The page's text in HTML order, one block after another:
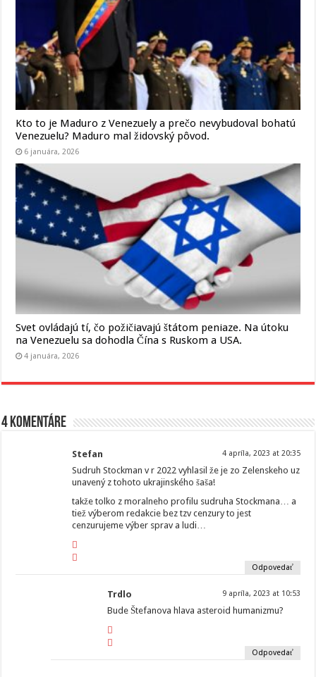
Kto to je Maduro z Venezuely a prečo nevybudoval bohatú
Venezuelu? Maduro mal židovský pôvod.
6 januára, 2026
Svet ovládajú tí, čo požičiavajú štátom peniaze. Na útoku
na Venezuelu sa dohodla Čína s Ruskom a USA.
4 januára, 2026
4 komentáre
Stefan 4 apríla, 2023 at 20:35
Sudruh Stockman v r 2022 vyhlasil že je zo Zelenskeho uz
unavený z tohoto ukrajinského šaša!
takže tolko z moralneho profilu sudruha Stockmana… a
tiež výberom redakcie bez tzv cenzury to jest
cenzurujeme výber sprav a ludi…
Odpovedať
Trdlo 9 apríla, 2023 at 10:53
Bude Štefanova hlava asteroid humanizmu?
Odpovedať